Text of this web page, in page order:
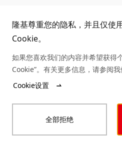
投诉举报
合规政策
客户问题反馈
收益计算
协同创新合作
Copyright © 2026 隆基绿
法律声明
可访问性
隆基尊重您的隐私，并且仅使
Cookie。
如果您喜欢我们的内容并希望获得
Cookie”。有关更多信息，请参阅我
Cookie设置
全部拒绝